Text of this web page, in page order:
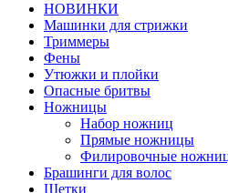
НОВИНКИ
Машинки для стрижки
Триммеры
Фены
Утюжки и плойки
Опасные бритвы
Ножницы
Набор ножниц
Прямые ножницы
Филировочные
Брашинги для волос
Щетки